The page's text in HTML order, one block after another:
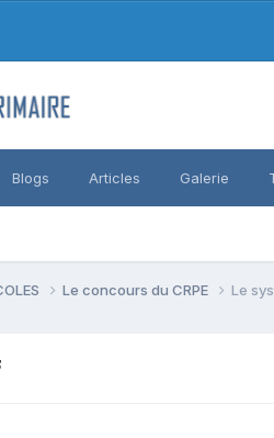
Blogs Articles Galerie
Le concours du CRPE Le